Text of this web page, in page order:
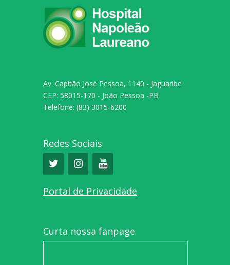
Av. Capitão José Pessoa, 1140 - Jaguaribe
CEP: 58015-170 - João Pessoa -PB
Telefone: (83) 3015-6200
Redes Sociais
Portal de Privacidade
Curta nossa fanpage